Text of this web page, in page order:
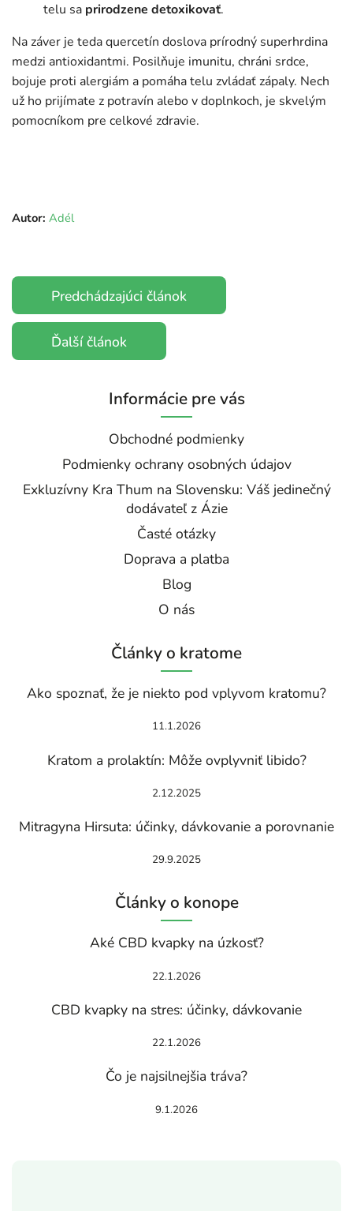
telu sa prirodzene detoxikovať.
Na záver je teda quercetín doslova prírodný superhrdina
medzi antioxidantmi. Posilňuje imunitu, chráni srdce,
bojuje proti alergiám a pomáha telu zvládať zápaly. Nech
už ho prijímate z potravín alebo v doplnkoch, je skvelým
pomocníkom pre celkové zdravie.
Autor: Adél
Predchádzajúci článok
Ďalší článok
Informácie pre vás
Obchodné podmienky
Podmienky ochrany osobných údajov
Exkluzívny Kra Thum na Slovensku: Váš jedinečný
dodávateľ z Ázie
Časté otázky
Doprava a platba
Blog
O nás
Články o kratome
Ako spoznať, že je niekto pod vplyvom kratomu?
11.1.2026
Kratom a prolaktín: Môže ovplyvniť libido?
2.12.2025
Mitragyna Hirsuta: účinky, dávkovanie a porovnanie
29.9.2025
Články o konope
Aké CBD kvapky na úzkosť?
22.1.2026
CBD kvapky na stres: účinky, dávkovanie
22.1.2026
Čo je najsilnejšia tráva?
9.1.2026